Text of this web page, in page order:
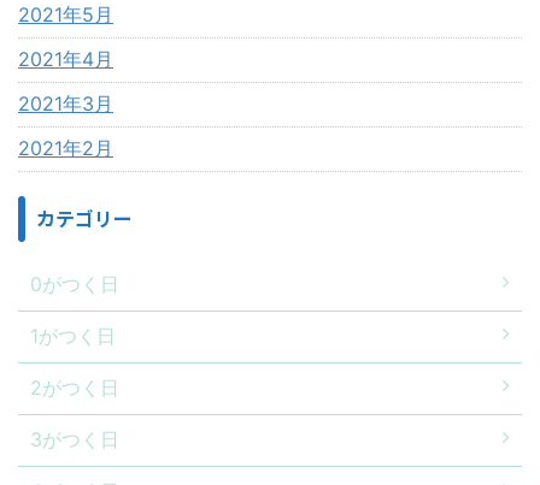
2021年5月
2021年4月
2021年3月
2021年2月
カテゴリー
0がつく日
1がつく日
2がつく日
3がつく日